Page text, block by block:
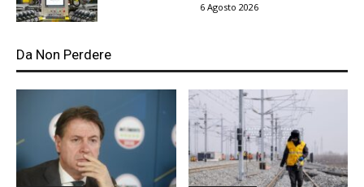
6 Agosto 2026
Da Non Perdere